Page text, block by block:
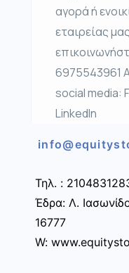
αγορά ή
εταιρείας
6975543961
social media:
LinkedIn
Τηλ. :
Έδρα: Λ.
16777
W: